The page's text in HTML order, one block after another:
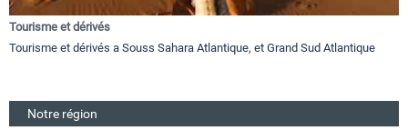
Tourisme et dérivés
Tourisme et dérivés a Souss Sahara Atlantique, et Grand Sud Atlantique
Notre région